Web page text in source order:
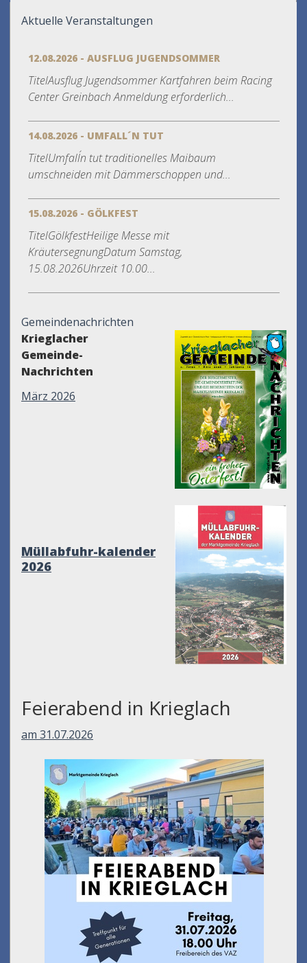
Aktuelle Veranstaltungen
12.08.2026 - AUSFLUG JUGENDSOMMER
TitelAusflug Jugendsommer Kartfahren beim Racing
Center Greinbach Anmeldung erforderlich...
14.08.2026 - UMFALL´N TUT
TitelUmfall´n tut traditionelles Maibaum
umschneiden mit Dämmerschoppen und...
15.08.2026 - GÖLKFEST
TitelGölkfestHeilige Messe mit
KräutersegnungDatum Samstag,
15.08.2026Uhrzeit 10.00...
Gemeindenachrichten
Krieglacher
Gemeinde-
Nachrichten
März 2026
Müllabfuhr-kalender
2026
Feierabend in Krieglach
am 31.07.2026